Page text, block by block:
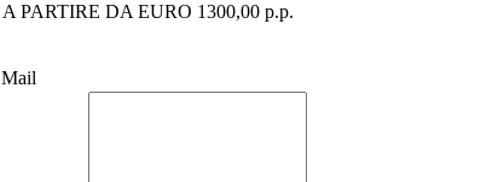
A PARTIRE DA EURO 1300,00 p.p.
Mail